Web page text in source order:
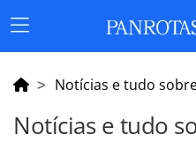
Menu
Principal
Notícias e tudo
Notícias e tudo